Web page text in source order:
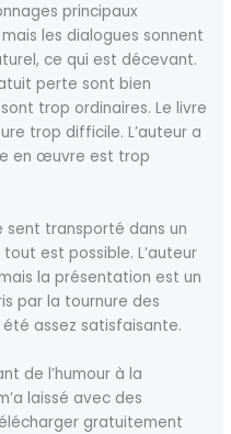
principaux
les dialogues sonnent
ce qui est décevant.
perte sont bien
trop ordinaires. Le livre
trop difficile. L’auteur a
en œuvre est trop
sent transporté dans un
est possible. L’auteur
la présentation est un
par la tournure des
été assez satisfaisante.
de l’humour à la
laissé avec des
gratuitement